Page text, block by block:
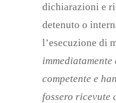
dichiarazioni e
detenuto o
l’esecuzione di
competente e
fossero ricevute